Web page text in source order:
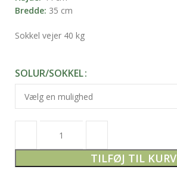
Bredde: 35 cm
Sokkel vejer 40 kg
SOLUR/SOKKEL
TILFØJ TIL KURV